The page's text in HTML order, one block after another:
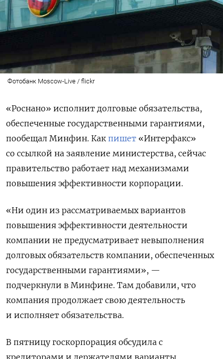
Фотобанк Moscow-Live / flickr
«Роснано» исполнит долговые обязательства,
обеспеченные государственными гарантиями,
пообещал Минфин. Как пишет «Интерфакс»
со ссылкой на заявление министерства, сейчас
правительство работает над механизмами
повышения эффективности корпорации.
«Ни один из рассматриваемых вариантов
повышения эффективности деятельности
компании не предусматривает невыполнения
долговых обязательств компании, обеспеченных
государственными гарантиями», —
подчеркнули в Минфине. Там добавили, что
компания продолжает свою деятельность
и исполняет обязательства.
В пятницу госкорпорация обсудила с